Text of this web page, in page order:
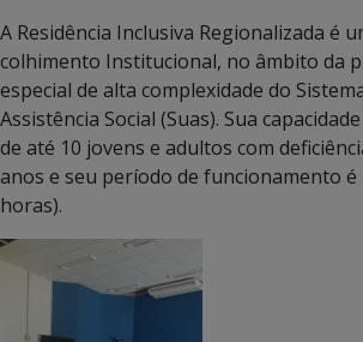
A Residência Inclusiva Regionalizada é
colhimento Institucional, no âmbito da
especial de alta complexidade do
Assistência Social (Suas). Sua
de até 10 jovens e adultos com
anos e seu período de funcionamento
horas).